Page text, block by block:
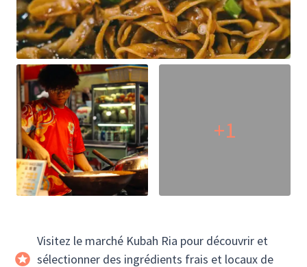
+1
Visitez le marché Kubah Ria pour découvrir et
sélectionner des ingrédients frais et locaux de